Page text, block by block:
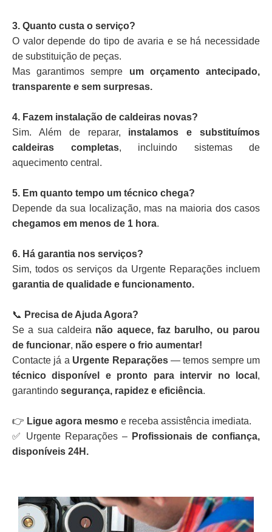
3. Quanto custa o serviço?
O valor depende do tipo de avaria e se há necessidade
de substituição de peças.
Mas garantimos sempre um orçamento antecipado,
transparente e sem surpresas.
4. Fazem instalação de caldeiras novas?
Sim. Além de reparar, instalamos e substituímos
caldeiras completas, incluindo sistemas de
aquecimento central.
5. Em quanto tempo um técnico chega?
Depende da sua localização, mas na maioria dos casos
chegamos em menos de 1 hora.
6. Há garantia nos serviços?
Sim, todos os serviços da Urgente Reparações incluem
garantia de qualidade e funcionamento.
📞 Precisa de Ajuda Agora?
Se a sua caldeira não aquece, faz barulho, ou parou
de funcionar, não espere o frio aumentar!
Contacte já a Urgente Reparações— temos sempre um
técnico disponível e pronto para intervir no local ,
garantindo segurança, rapidez e eficiência.
👉 Ligue agora mesmo e receba assistência imediata.
✅ Urgente Reparações – Profissionais de confiança,
disponíveis 24H.